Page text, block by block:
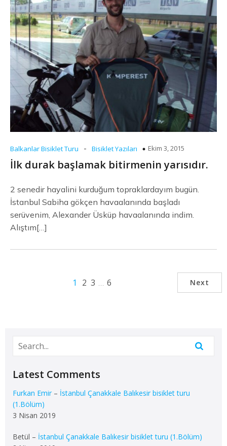
Balkanlar Bisiklet Turu - Bisiklet Yazıları Ekim 3, 2015
İlk durak başlamak bitirmenin yarısıdır.
2 senedir hayalini kurduğum topraklardayım bugün.
İstanbul Sabiha gökçen havaalanında başladı
serüvenim, Alexander Üsküp havaalanında indim.
Alıştım[…]
1 2 3 … 6 Next
Latest Comments
Furkan Emir – İstanbul Çanakkale Balıkesir bisiklet turu
(1.Bölüm)
3 Nisan 2019
Betül – İstanbul Çanakkale Balıkesir bisiklet turu (1.Bölüm)